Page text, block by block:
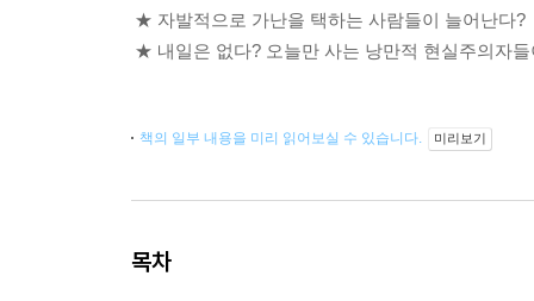
★ 자발적으로 가난을 택하는 사람들이 늘어난다?
★ 내일은 없다? 오늘만 사는 낭만적 현실주의자
책의 일부 내용을 미리 읽어보실 수 있습니다. 미리보기
목차